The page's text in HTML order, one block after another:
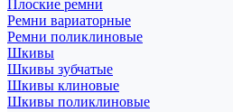
Плоские ремни
Ремни вариаторные
Ремни поликлиновые
Шкивы
Шкивы зубчатые
Шкивы клиновые
Шкивы поликлиновые